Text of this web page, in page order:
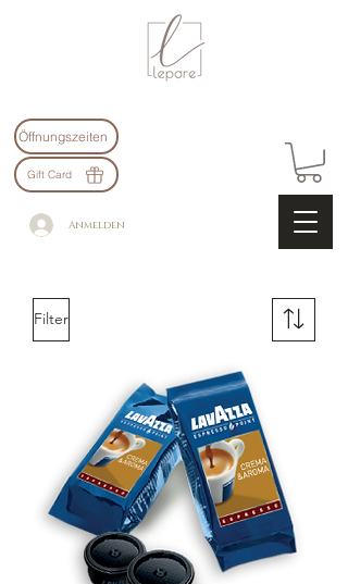
Anmelden
Gift Card
Öffnungszeiten
Filter